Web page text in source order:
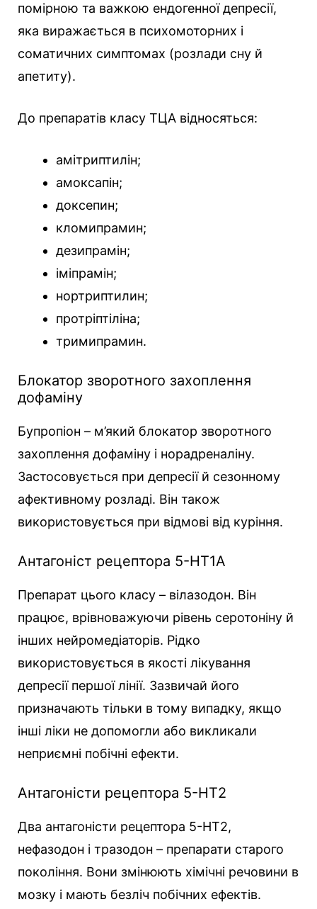
помірною та важкою ендогенної депресії,
яка виражається в психомоторних і
соматичних симптомах (розлади сну й
апетиту).
До препаратів класу ТЦА відносяться:
амітриптилін;
амоксапін;
доксепин;
кломипрамин;
дезипрамін;
іміпрамін;
нортриптилин;
протріптіліна;
тримипрамин.
Блокатор зворотного захоплення
дофаміну
Бупропіон – м’який блокатор зворотного
захоплення дофаміну і норадреналіну.
Застосовується при депресії й сезонному
афективному розладі. Він також
використовується при відмові від куріння.
Антагоніст рецептора 5-HT1A
Препарат цього класу – вілазодон. Він
працює, врівноважуючи рівень серотоніну й
інших нейромедіаторів. Рідко
використовується в якості лікування
депресії першої лінії. Зазвичай його
призначають тільки в тому випадку, якщо
інші ліки не допомогли або викликали
неприємні побічні ефекти.
Антагоністи рецептора 5-HT2
Два антагоністи рецептора 5-HT2,
нефазодон і тразодон – препарати старого
покоління. Вони змінюють хімічні речовини в
мозку і мають безліч побічних ефектів.